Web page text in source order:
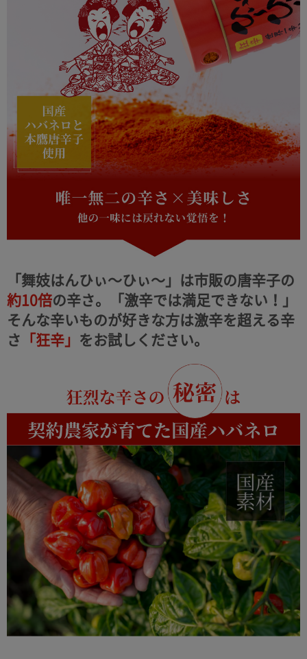
「舞妓はんひぃ～ひぃ～」は市販の唐辛子の
約10倍の辛さ。
「激辛では満足できない！」
そんな辛いものが好きな方は激辛を超える辛
さ 「狂辛」 をお試しください。